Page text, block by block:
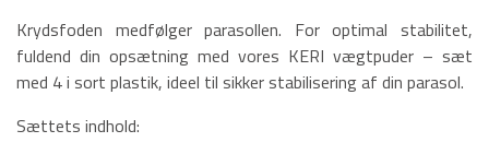
Krydsfoden medfølger parasollen. For optimal stabilitet,
fuldend din opsætning med vores KERI vægtpuder – sæt
med 4 i sort plastik, ideel til sikker stabilisering af din parasol.
Sættets indhold: